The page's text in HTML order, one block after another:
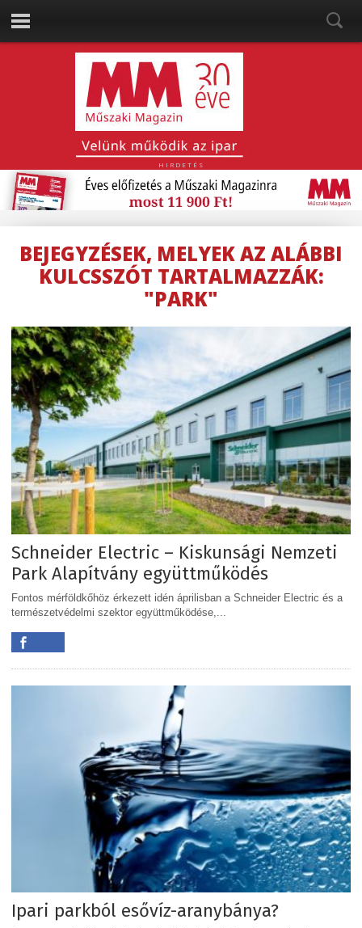
HIRDETÉS
BEJEGYZÉSEK, MELYEK AZ ALÁBBI
KULCSSZÓT TARTALMAZZÁK:
"PARK"
Schneider Electric – Kiskunsági Nemzeti
Park Alapítvány együttműködés
Fontos mérföldkőhöz érkezett idén áprilisban a Schneider Electric és a
természetvédelmi szektor együttműködése,...
Ipari parkból esővíz-aranybánya?